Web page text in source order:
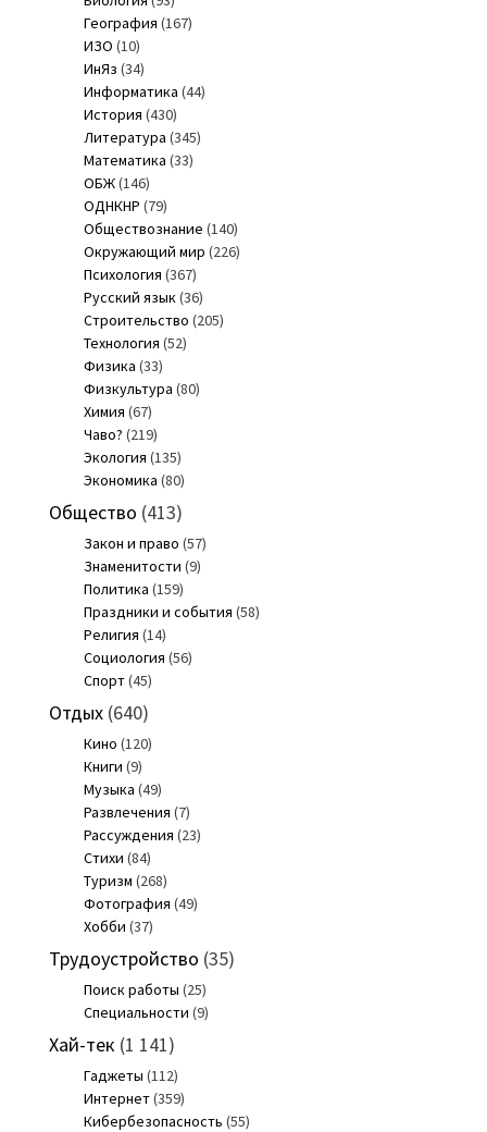
География (167)
ИЗО (10)
ИнЯз (34)
Информатика (44)
История (430)
Литература (345)
Математика (33)
ОБЖ(146)
ОДНКНР (79)
Обществознание (140)
Окружающий мир (226)
Психология (367)
Русский язык(36)
Строительство (205)
Технология (52)
Физика (33)
Физкультура (80)
Химия (67)
Чаво? (219)
Экология (135)
Экономика (80)
Общество (413)
Закон и право (57)
Знаменитости (9)
Политика (159)
Праздники и события (58)
Религия (14)
Социология (56)
Спорт(45)
Отдых(640)
Кино (120)
Книги (9)
Музыка (49)
Развлечения (7)
Рассуждения (23)
Стихи (84)
Туризм (268)
Фотография (49)
Хобби (37)
Трудоустройство (35)
Поиск работы (25)
Специальности (9)
Хай-тек (1 141)
Гаджеты (112)
Интернет(359)
Кибербезопасность (55)